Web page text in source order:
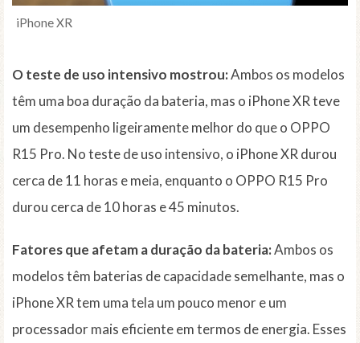
iPhone XR
O teste de uso intensivo mostrou:Ambos os modelos
têm uma boa duração da bateria, mas o iPhone XR teve
um desempenho ligeiramente melhor do que o OPPO
R15 Pro. No teste de uso intensivo, o iPhone XR durou
cerca de 11 horas e meia, enquanto o OPPO R15 Pro
durou cerca de 10 horas e 45 minutos.
Fatores que afetam a duração da bateria:Ambos os
modelos têm baterias de capacidade semelhante, mas o
iPhone XR tem uma tela um pouco menor e um
processador mais eficiente em termos de energia. Esses